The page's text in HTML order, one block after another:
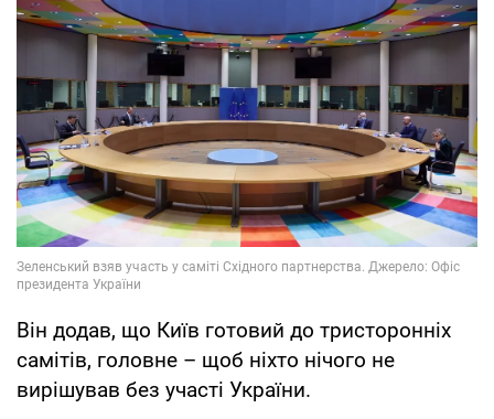
Він додав, що Київ готовий до тристоронніх
самітів, головне – щоб ніхто нічого не
вирішував без участі України.